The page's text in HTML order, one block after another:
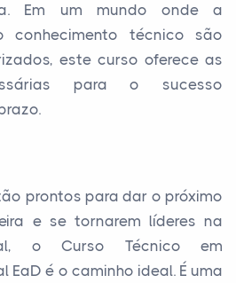
Em um mundo onde a
conhecimento técnico são
este curso oferece as
para o sucesso
prontos para dar o próximo
e se tornarem líderes na
o Curso Técnico em
é o caminho ideal. É uma